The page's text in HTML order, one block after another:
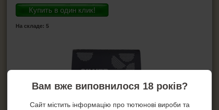
Купить в один клик!
На складе: 5
КАЛЬЯНЫ И ВСЁ ДЛЯ НИХ
Вам вже виповнилося 18 років?
Сайт містить інформацію про тютюнові вироби та